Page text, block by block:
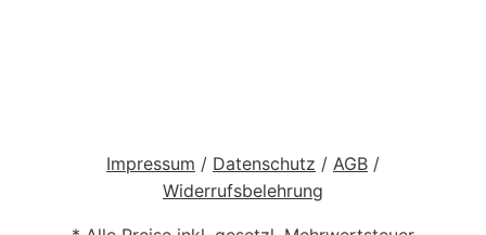
Impressum / Datenschutz / AGB /
Widerrufsbelehrung